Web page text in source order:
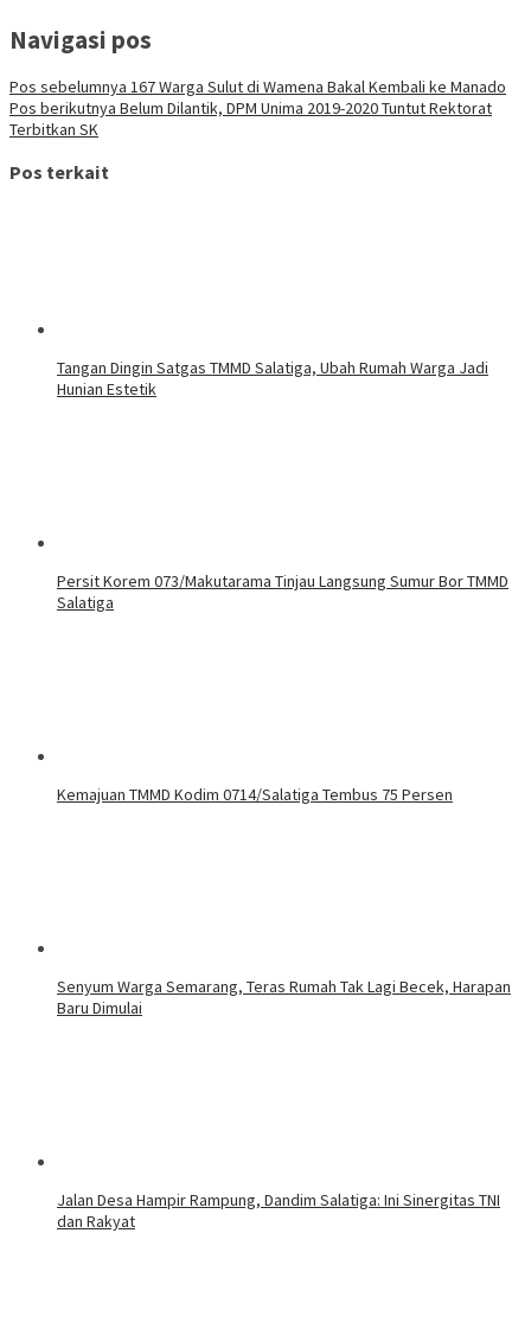
Navigasi pos
Pos sebelumnya 167 Warga Sulut di Wamena Bakal Kembali ke Manado
Pos berikutnya Belum Dilantik, DPM Unima 2019-2020 Tuntut Rektorat
Terbitkan SK
Pos terkait
Tangan Dingin Satgas TMMD Salatiga, Ubah Rumah Warga Jadi
Hunian Estetik
Persit Korem 073/Makutarama Tinjau Langsung Sumur Bor TMMD
Salatiga
Kemajuan TMMD Kodim 0714/Salatiga Tembus 75 Persen
Senyum Warga Semarang, Teras Rumah Tak Lagi Becek, Harapan
Baru Dimulai
Jalan Desa Hampir Rampung, Dandim Salatiga: Ini Sinergitas TNI
dan Rakyat